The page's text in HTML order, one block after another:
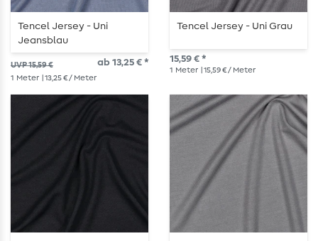
Tencel Jersey - Uni
Jeansblau
UVP 15,59 € ab 13,25 € *
1 Meter | 13,25 € / Meter
Tencel Jersey - Uni Grau
15,59 € *
1 Meter | 15,59 € / Meter